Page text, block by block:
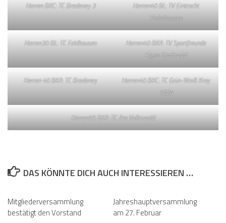
Herren BKC: TC Bredeney 3
Herren40 BL: TV Eintracht
Frohnhausen
Herren30 BL: TC Feldhausen
Herren40 BKA: TV Sportfreunde
Eigen-Stadtwald
Herren 40 BKA: TC Bredeney
Herren40 BKC: TC Grün-Weiß Kray
1924
Herren55 BKA: TC Am Volkswald
DAS KÖNNTE DICH AUCH INTERESSIEREN …
Mitgliederversammlung
bestätigt den Vorstand
Jahreshauptversammlung
am 27. Februar